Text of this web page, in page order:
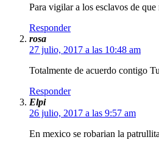
Para vigilar a los esclavos de
Responder
rosa
27 julio, 2017 a las 10:48 am
Totalmente de acuerdo contigo
Responder
Elpi
26 julio, 2017 a las 9:57 am
En mexico se robarian la